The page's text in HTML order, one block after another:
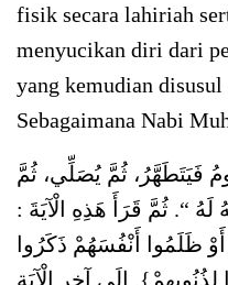
fisik secara lahiriah
menyucikan diri dari
yang kemudian disusul
Sebagaimana Nabi
فَيَتَطَهَّرُ، ثُمَّ يُصَلِّي، ثُمَّ
لَهُ “. ثُمَّ قَرَأَ هَذِهِ الْآيَةَ :
ظَلَمُوا أَنْفُسَهُمْ ذَكَرُوا